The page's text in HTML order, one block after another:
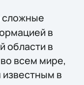
в
области в
всем мире,
в